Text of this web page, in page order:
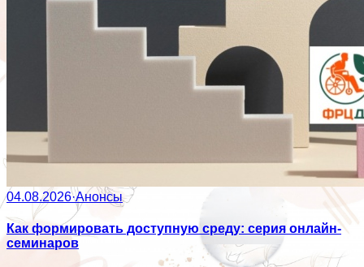
04.08.2026·Анонсы
Как формировать доступную среду: серия онлайн-
семинаров